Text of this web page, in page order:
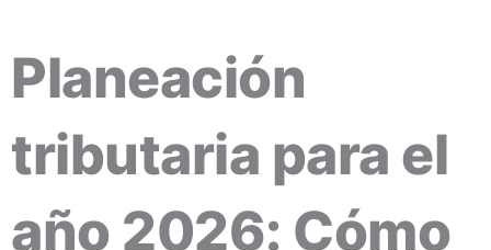
Planeación
tributaria para el
año 2026: Cómo